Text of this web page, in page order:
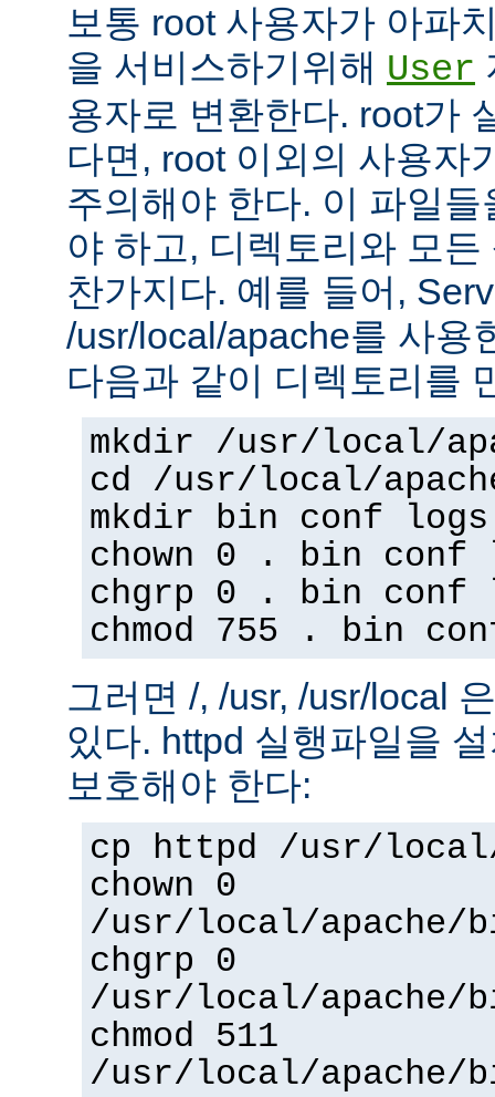
보통 root 사용자가 아파
을 서비스하기위해 User
용자로 변환한다. root가
다면, root 이외의 사용자
주의해야 한다. 이 파일
야 하고, 디렉토리와 모
찬가지다. 예를 들어,
/usr/local/apache를 사용
다음과 같이 디렉토리를
mkdir /usr/local/
cd /usr/local/
mkdir bin conf logs
chown 0 . bin conf
chgrp 0 . bin conf
chmod 755 . bin
그러면 /, /usr, /usr/local
있다. httpd 실행파일을
보호해야 한다:
cp httpd /usr/
chown 0
/usr/local/apache/
chgrp 0
/usr/local/apache/
chmod 511
/usr/local/apache/